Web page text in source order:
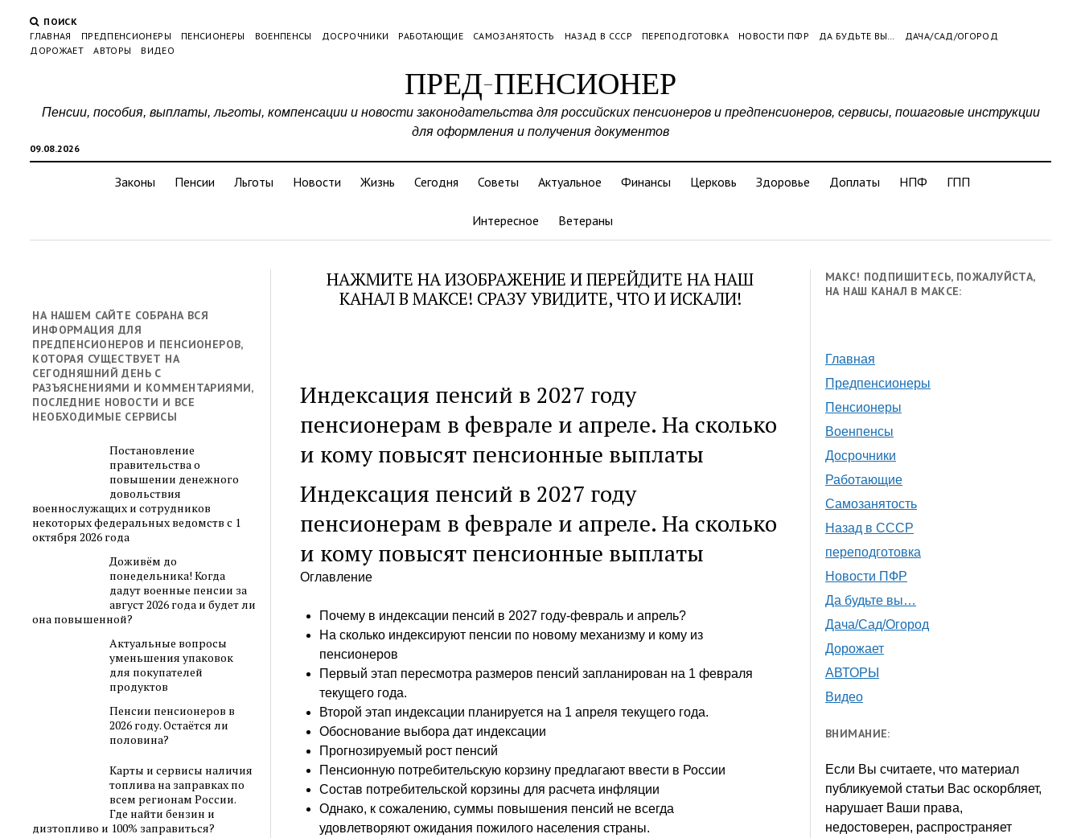
ПОИСК
ГЛАВНАЯ
ПРЕДПЕНСИОНЕРЫ ПЕНСИОНЕРЫ ВОЕНПЕНСЫ ДОСРОЧНИКИ РАБОТАЮЩИЕ САМОЗАНЯТОСТЬ НАЗАД В СССР ПЕРЕПОДГОТОВКА НОВОСТИ ПФР ДА БУДЬТЕ ВЫ…
ДАЧА/САД/ОГОРОД
ДОРОЖАЕТ
АВТОРЫ ВИДЕО
ПРЕД-ПЕНСИОНЕР
09.08.2026
Пенсии, пособия, выплаты, льготы, компенсации и новости законодательства для российских пенсионеров и предпенсионеров, сервисы, пошаговые инструкции
для оформления и получения документов
Законы Пенсии Льготы Новости Жизнь Сегодня Советы Актуальное Финансы Церковь Здоровье Доплаты НПФ ГПП
Интересное Ветераны
НА НАШЕМ САЙТЕ СОБРАНА ВСЯ
ИНФОРМАЦИЯ ДЛЯ
ПРЕДПЕНСИОНЕРОВ И ПЕНСИОНЕРОВ,
КОТОРАЯ СУЩЕСТВУЕТ НА
СЕГОДНЯШНИЙ ДЕНЬ С
РАЗЪЯСНЕНИЯМИ И КОММЕНТАРИЯМИ,
ПОСЛЕДНИЕ НОВОСТИ И ВСЕ
НЕОБХОДИМЫЕ СЕРВИСЫ
Постановление
правительства о
повышении денежного
довольствия
военнослужащих и сотрудников
некоторых федеральных ведомств с 1
октября 2026 года
Доживём до
понедельника! Когда
дадут военные пенсии за
август 2026 года и будет ли
она повышенной?
Актуальные вопросы
уменьшения упаковок
для покупателей
продуктов
Пенсии пенсионеров в
2026 году. Остаётся ли
половина?
Карты и сервисы наличия
топлива на заправках по
всем регионам России.
Где найти бензин и
дизтопливо и 100% заправиться?
НАЖМИТЕ НА ИЗОБРАЖЕНИЕ И ПЕРЕЙДИТЕ НА НАШ
КАНАЛ В МАКСЕ! СРАЗУ УВИДИТЕ, ЧТО И ИСКАЛИ!
Индексация пенсий в 2027 году
пенсионерам в феврале и апреле. На сколько
и кому повысят пенсионные выплаты
Индексация пенсий в 2027 году
пенсионерам в феврале и апреле. На сколько
и кому повысят пенсионные выплаты
Оглавление
Почему в индексации пенсий в 2027 году-февраль и апрель?
На сколько индексируют пенсии по новому механизму и кому из
пенсионеров
Первый этап пересмотра размеров пенсий запланирован на 1 февраля
текущего года.
Второй этап индексации планируется на 1 апреля текущего года.
Обоснование выбора дат индексации
Прогнозируемый рост пенсий
Пенсионную потребительскую корзину предлагают ввести в России
Состав потребительской корзины для расчета инфляции
Однако, к сожалению, суммы повышения пенсий не всегда
удовлетворяют ожидания пожилого населения страны.
МАКС! ПОДПИШИТЕСЬ, ПОЖАЛУЙСТА,
НА НАШ КАНАЛ В МАКСЕ:
Главная
Предпенсионеры
Пенсионеры
Военпенсы
Досрочники
Работающие
Самозанятость
Назад в СССР
переподготовка
Новости ПФР
Да будьте вы…
Дача/Сад/Огород
Дорожает
АВТОРЫ
Видео
ВНИМАНИЕ:
Если Вы считаете, что материал
публикуемой статьи Вас оскорбляет,
нарушает Ваши права,
недостоверен, распространяет